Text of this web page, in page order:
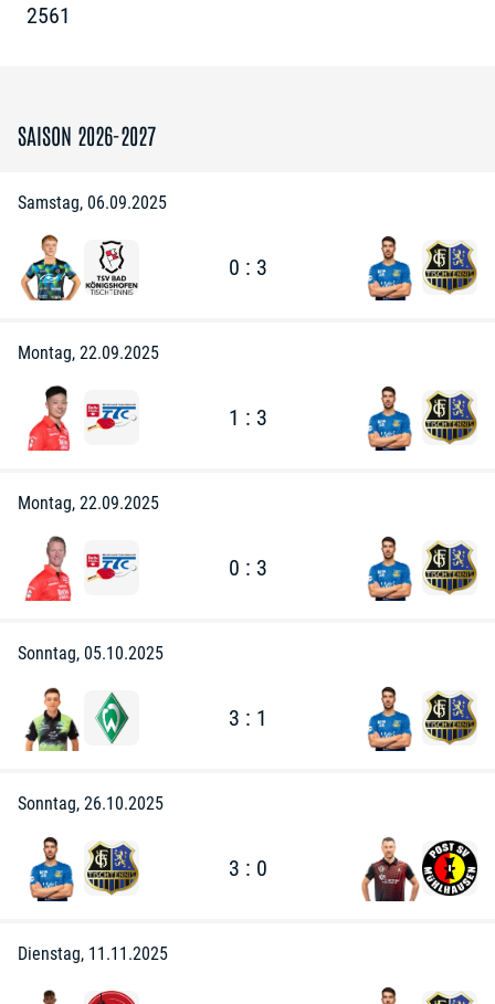
2561
SAISON 2026-2027
Samstag, 06.09.2025
0 : 3
Montag, 22.09.2025
1 : 3
Montag, 22.09.2025
0 : 3
Sonntag, 05.10.2025
3 : 1
Sonntag, 26.10.2025
3 : 0
Dienstag, 11.11.2025